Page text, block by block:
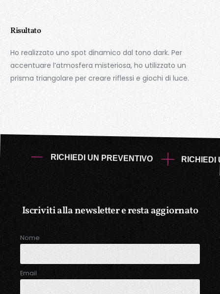
Risultato
Ho realizzato uno spot dinamico dal tono dark. Per
accentuare l’atmosfera misteriosa, ho utilizzato un
prisma triangolare per creare riflessi e giochi di luce.
RICHIEDI UN PREVENTIVO RICHIEDI
Iscriviti alla newsletter e resta aggiornato
Nome
Email